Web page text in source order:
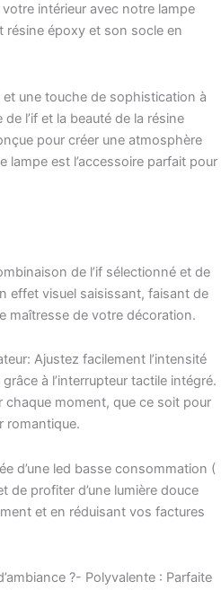
intérieur avec notre lampe
résine époxy et son socle en
une touche de sophistication à
l’if et la beauté de la résine
pour créer une atmosphère
lampe est l’accessoire parfait pour
de l’if sélectionné et de
effet visuel saisissant, faisant de
maîtresse de votre décoration.
Ajustez facilement l’intensité
à l’interrupteur tactile intégré.
chaque moment, que ce soit pour
romantique.
d’une led basse consommation (
de profiter d’une lumière douce
et en réduisant vos factures
?- Polyvalente : Parfaite